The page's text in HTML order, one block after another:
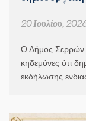
20 Ιουλίου,
Ο Δήμος Σερρών
κηδεμόνες ότι
εκδήλωσης